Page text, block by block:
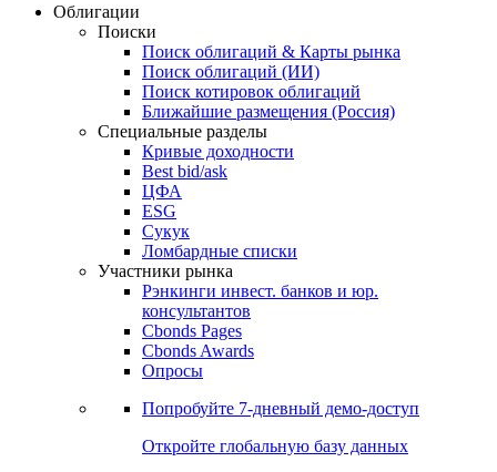
Облигации
Поиски
Поиск облигаций & Карты рынка
Поиск облигаций (ИИ)
Поиск котировок облигаций
Ближайшие размещения (Россия)
Специальные разделы
Кривые доходности
Best bid/ask
ЦФА
ESG
Сукук
Ломбардные списки
Участники рынка
Рэнкинги инвест. банков и юр.
консультантов
Cbonds Pages
Cbonds Awards
Опросы
Попробуйте 7-дневный демо-доступ
Откройте глобальную базу данных